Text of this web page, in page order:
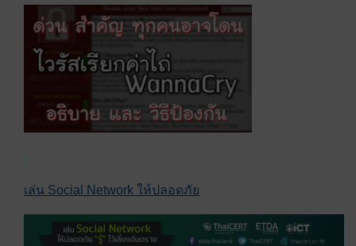
เล่น Social Network ให้ปลอดภัย